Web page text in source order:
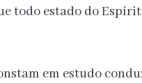
todo estado do
em estudo